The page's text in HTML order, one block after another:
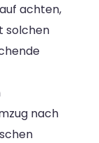
achten,
solchen
nach